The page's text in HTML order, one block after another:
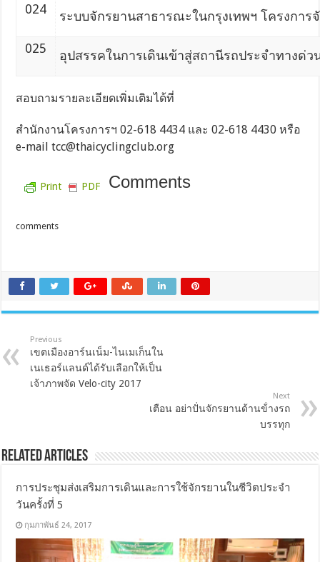
024
ระบบจักรยานสาธารณะในกรุงเทพฯ โครงการ
025 อุปสรรคในการเดินเข้าสู่สถานีรถประจำทางด่
สอบถามรายละเอียดเพิ่มเติมได้ที่
สำนักงานโครงการฯ 02-618 4434 และ 02-618 4430 หรือ
e-mail tcc@thaicyclingclub.org
Print PDF Comments
comments
Previous
เขตเมืองอาร์นเน็ม-ไนเมเก็นใน
เนเธอร์แลนด์ได้รับเลือกให้เป็น
เจ้าภาพจัด Velo-city 2017
Next
เตือน อย่าปั่นจักรยานด้านข้่างรถ
บรรทุก
Related Articles
การประชุมส่งเสริมการเดินและการใช้จักรยานในชีวิตประจำ
วันครั้งที่ 5
กุมภาพันธ์ 24, 2017